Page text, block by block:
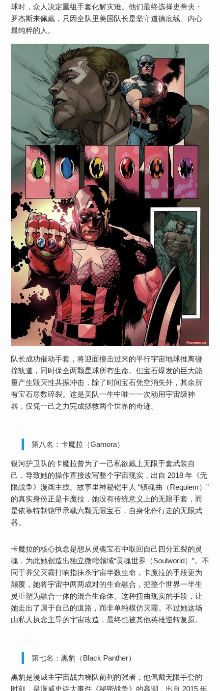
球时，众人决定重组手套化解灾难。他们最终选择史蒂夫・
罗杰斯来佩戴，只因全队里美国队长是坚守道德底线、内心
最纯粹的人。
队长成功催动手套，将迎面撞击过来的平行宇宙地球推离碰
撞轨道，同时保全两颗星球所有生命。但宝石爆发的巨大能
量产生毁灭性共振冲击，除了时间宝石凭空消失外，其余所
有宝石尽数碎裂。这是美队一生中唯一一次动用宇宙级神
器，仅凭一己之力完成拯救两个世界的奇迹。
第八名：卡魔拉（Gamora）
银河护卫队的卡魔拉曾为了一己私欲戴上无限手套武装自
己，导致她的操作直接改写整个宇宙现实，出自 2018 年《无
限战争》漫画主线。故事里神秘铠甲人 “镇魂曲（Requiem）”
的真实身份正是卡魔拉，她没有传统意义上的无限手套，而
是依靠特制铠甲承载六颗无限宝石，自身化作行走的无限武
器。
卡魔拉的核心执念是想从灵魂宝石中取回自己四分五裂的灵
魂，为此她创造出独立微缩领域“灵魂世界（Soulworld）”。不
同于养父灭霸打响指抹杀宇宙半数生命，卡魔拉的手段更为
颠覆，她将宇宙中两两成对的生命融合，把整个世界一半生
灵重塑为融合一体的混合生命体。这种扭曲现实的手段，让
她走出了属于自己的道路，而非单纯模仿灭霸。不过她这场
由私人执念主导的宇宙改造，最终也被其他英雄逆转复原。
第七名：黑豹（Black Panther）
黑豹是漫威主宇宙战力梯队前列的强者，他佩戴无限手套的
时刻，是漫威史诗大事件《秘密战争》的高潮，出自 2015 年